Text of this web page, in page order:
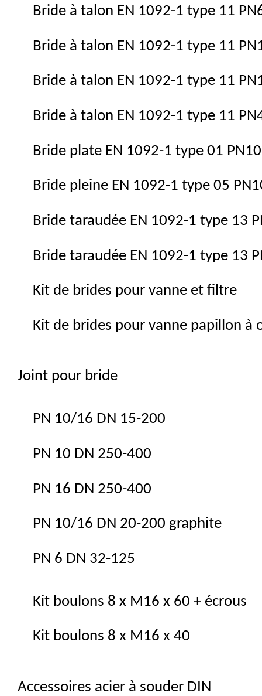
Bride à talon EN 1092-1 type 11
Bride à talon EN 1092-1 type 11
Bride à talon EN 1092-1 type 11
Bride à talon EN 1092-1 type 11
Bride plate EN 1092-1 type 01
Bride pleine EN 1092-1 type 05
Bride taraudée EN 1092-1 type 13
Bride taraudée EN 1092-1 type 13
Kit de brides pour vanne et filtre
Kit de brides pour vanne papillon à
Joint pour bride
PN 10/16 DN 15-200
PN 10 DN 250-400
PN 16 DN 250-400
PN 10/16 DN 20-200 graphite
PN 6 DN 32-125
Kit boulons 8 x M16 x 60 + écrous
Kit boulons 8 x M16 x 40
Accessoires acier à souder DIN